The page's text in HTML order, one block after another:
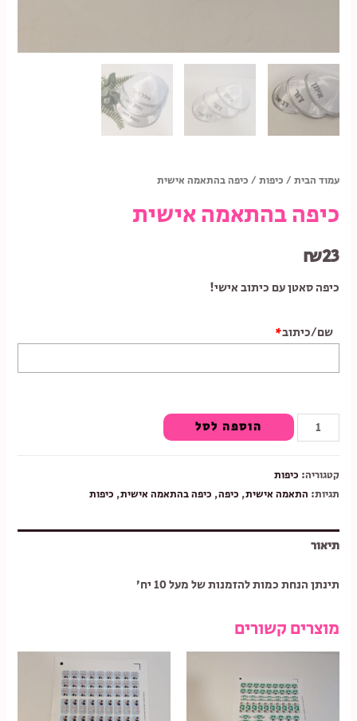
עמוד הבית / כיפות / כיפה בהתאמה אישית
כיפה בהתאמה אישית
₪23
כיפה סאטן עם כיתוב אישי!
שם/כיתוב*
כמות
של
בהתאמה
הוספה לסל
קטגוריה: כיפות
תגיות: התאמה אישית, כיפה, כיפה בהתאמה אישית, כיפות
תיאור
תינתן הנחת כמות להזמנות של מעל 10 יח’
מוצרים קשורים